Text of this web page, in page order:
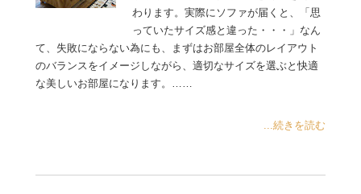
わります。実際にソファが届くと、「思
っていたサイズ感と違った・・・」なん
て、失敗にならない為にも、まずはお部屋全体のレイアウト
のバランスをイメージしながら、適切なサイズを選ぶと快適
な美しいお部屋になります。……
...続きを読む